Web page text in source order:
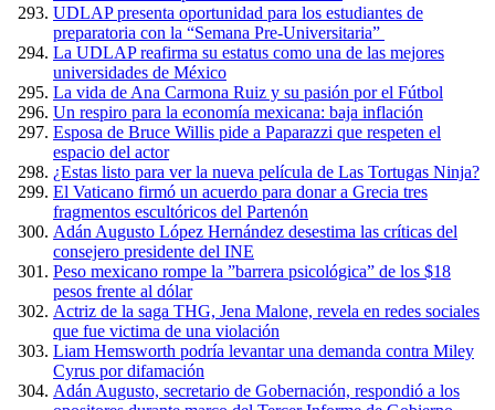
UDLAP presenta oportunidad para los estudiantes de
preparatoria con la “Semana Pre-Universitaria”
La UDLAP reafirma su estatus como una de las mejores
universidades de México
La vida de Ana Carmona Ruiz y su pasión por el Fútbol
Un respiro para la economía mexicana: baja inflación
Esposa de Bruce Willis pide a Paparazzi que respeten el
espacio del actor
¿Estas listo para ver la nueva película de Las Tortugas Ninja?
El Vaticano firmó un acuerdo para donar a Grecia tres
fragmentos escultóricos del Partenón
Adán Augusto López Hernández desestima las críticas del
consejero presidente del INE
Peso mexicano rompe la ”barrera psicológica” de los $18
pesos frente al dólar
Actriz de la saga THG, Jena Malone, revela en redes sociales
que fue victima de una violación
Liam Hemsworth podría levantar una demanda contra Miley
Cyrus por difamación
Adán Augusto, secretario de Gobernación, respondió a los